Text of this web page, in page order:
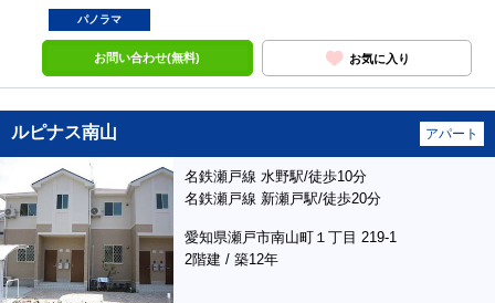
パノラマ
お問い合わせ(無料) お気に入り
ルピナス南山 アパート
名鉄瀬戸線 水野駅/徒歩10分
名鉄瀬戸線 新瀬戸駅/徒歩20分
愛知県瀬戸市南山町１丁目 219-1
2階建 / 築12年